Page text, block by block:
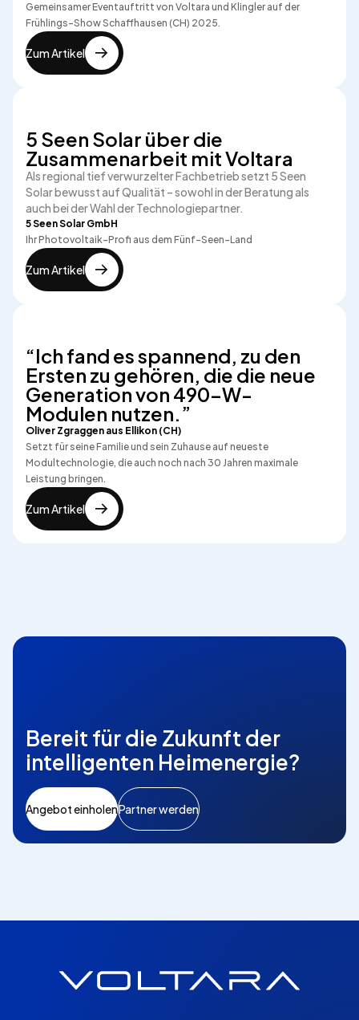
Gemeinsamer Eventauftritt von Voltara und Klingler auf der
Frühlings-Show Schaffhausen (CH) 2025.
Zum Artikel
5 Seen Solar über die
Zusammenarbeit mit Voltara
Als regional tief verwurzelter Fachbetrieb setzt 5 Seen
Solar bewusst auf Qualität – sowohl in der Beratung als
auch bei der Wahl der Technologiepartner.
5 Seen Solar GmbH
Ihr Photovoltaik-Profi aus dem Fünf-Seen-Land
Zum Artikel
“Ich fand es spannend, zu den
Ersten zu gehören, die die neue
Generation von 490-W-
Modulen nutzen.”
Oliver Zgraggen aus Ellikon (CH)
Setzt für seine Familie und sein Zuhause auf neueste
Modultechnologie, die auch noch nach 30 Jahren maximale
Leistung bringen.
Zum Artikel
Bereit für die Zukunft der
intelligenten Heimenergie?
Angebot einholenPartner werden